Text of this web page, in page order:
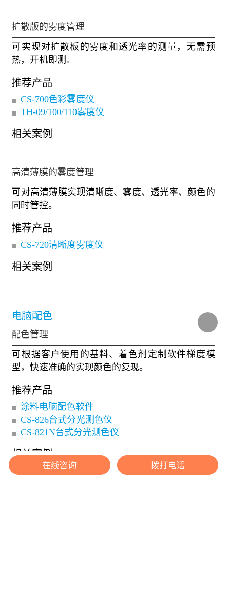
塑料的雾度管理
可对透明或半透明的塑料进行雾度和透过率的测
量，秒出数据；CS-700还可实现颜色、雾度、透光
推荐产品
CS-700色彩雾度仪
TH-09/100/110雾度仪
扩散版的雾度管理
可实现对扩散板的雾度和透光率的测量，无需预
推荐产品
CS-700色彩雾度仪
TH-09/100/110雾度仪
高清薄膜的雾度管理
可对高清薄膜实现清晰度、雾度、透光率、颜色的
同时管控。
推荐产品
CS-720清晰度雾度仪
相关案例
电脑配色
在线咨询 拨打电话